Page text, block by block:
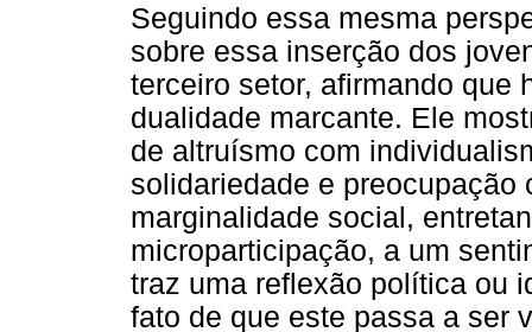
Seguindo essa mesma
sobre essa inserção dos
terceiro setor, afirmando que
dualidade marcante. Ele
de altruísmo com
solidariedade e
marginalidade social,
microparticipação, a um
traz uma reflexão política ou
fato de que este passa a ser